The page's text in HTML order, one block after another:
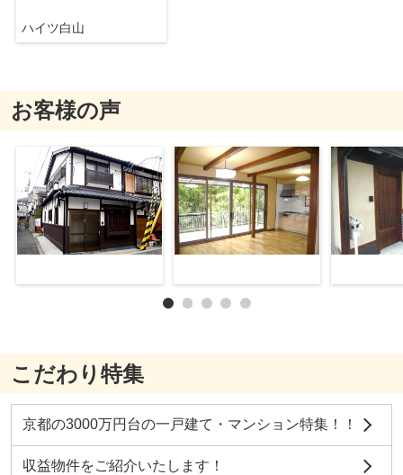
ハイツ白山
お客様の声
こだわり特集
京都の3000万円台の一戸建て・マンション特集！！
収益物件をご紹介いたします！